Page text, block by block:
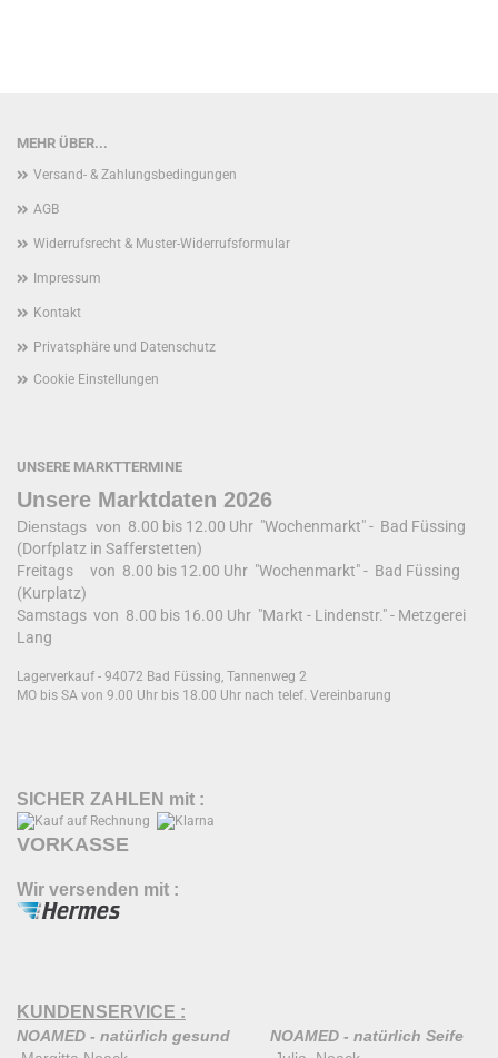
MEHR ÜBER...
Versand- & Zahlungsbedingungen
AGB
Widerrufsrecht & Muster-Widerrufsformular
Impressum
Kontakt
Privatsphäre und Datenschutz
Cookie Einstellungen
UNSERE MARKTTERMINE
Unsere Marktdaten 2026
Dienstags von 8.00 bis 12.00 Uhr "Wochenmarkt" - Bad Füssing
(Dorfplatz in Safferstetten)
Freitags von 8.00 bis 12.00 Uhr "Wochenmarkt" - Bad Füssing
(Kurplatz)
Samstags von 8.00 bis 16.00 Uhr "Markt - Lindenstr." - Metzgerei
Lang
Lagerverkauf - 94072 Bad Füssing, Tannenweg 2
MO bis SA von 9.00 Uhr bis 18.00 Uhr nach telef. Vereinbarung
SICHER ZAHLEN mit :
VORKASSE
Wir versenden mit :
KUNDENSERVICE :
NOAMED - natürlich gesund
NOAMED - natürlich Seife